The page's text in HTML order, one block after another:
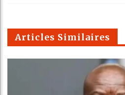
m
Articles Similaires